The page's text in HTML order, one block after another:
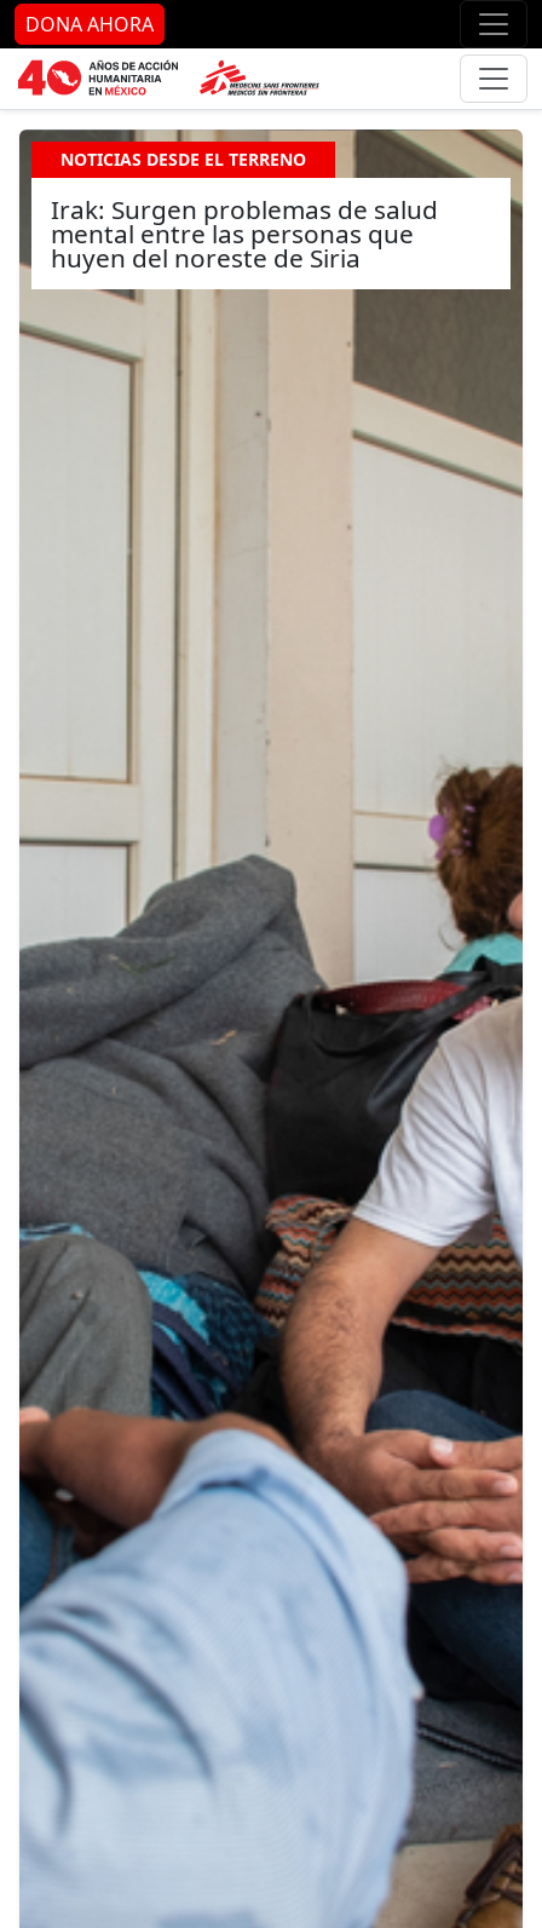
Ir al contenido principal Ir
DONA AHORA
NOTICIAS DESDE EL TERRENO
Irak: Surgen problemas de salud
mental entre las personas que
huyen del noreste de Siria